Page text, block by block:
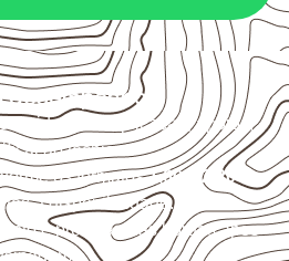
aplicação, apoios,
técnica.
os formatos1,60 × 2,20 m e
à disponibilidade.
e proteção das bordas após